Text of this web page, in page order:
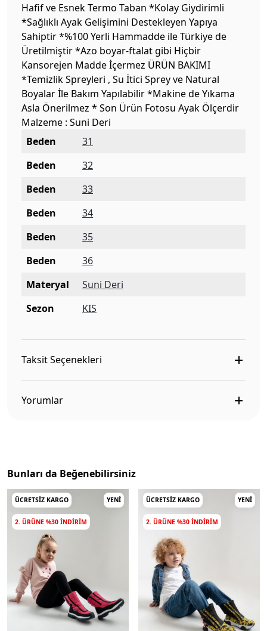
Hafif ve Esnek Termo Taban *Kolay Giydirimli
*Sağlıklı Ayak Gelişimini Destekleyen Yapıya
Sahiptir *%100 Yerli Hammadde ile Türkiye de
Üretilmiştir *Azo boyar-ftalat gibi Hiçbir
Kansorejen Madde İçermez ÜRÜN BAKIMI
*Temizlik Spreyleri , Su İtici Sprey ve Natural
Boyalar İle Bakım Yapılabilir *Makine de Yıkama
Asla Önerilmez * Son Ürün Fotosu Ayak Ölçerdir
Malzeme : Suni Deri
Beden
31
Beden
32
Beden
33
Beden
34
Beden
35
Beden
36
Materyal
Suni Deri
Sezon
KIS
Taksit Seçenekleri
Yorumlar
Bunları da Beğenebilirsiniz
ÜCRETSIZ KARGO YENI
2. ÜRÜNE %30 INDIRIM
ÜCRETSIZ KARGO YENI
2. ÜRÜNE %30 INDIRIM